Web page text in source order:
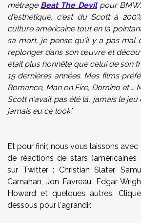
métrage Beat The Devilpour
d'esthétique, c'est du Scott à
culture américaine tout en la
sa mort, je pense qu'il y a pas mal
replonger dans son œuvre et
était plus honnête que celui de son
15 dernières années. Mes films
Romance, Man on Fire, Domino et …
Scott n'avait pas été là, jamais le jeu
jamais eu ce look."
Et pour finir, nous vous laissons
de réactions de stars (américaines
sur Twitter : Christian Slater,
Carnahan, Jon Favreau, Edgar
Howard et quelques autres.
dessous pour l'agrandir.